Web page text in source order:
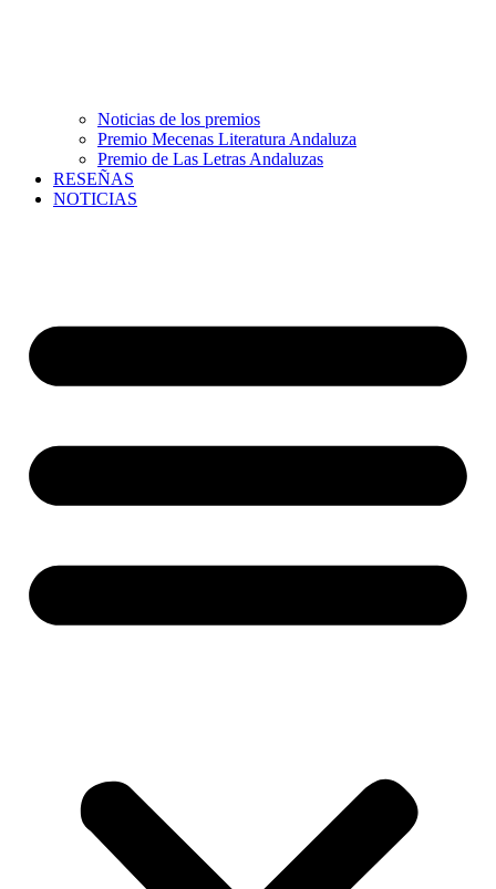
Noticias de los premios
Premio Mecenas Literatura Andaluza
Premio de Las Letras Andaluzas
RESEÑAS
NOTICIAS